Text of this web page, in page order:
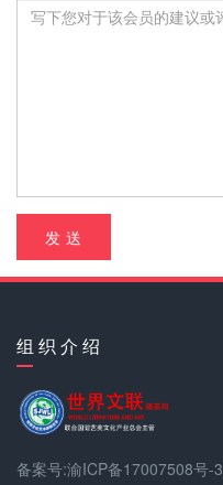
发 送
组 织 介 绍
备案号:渝ICP备17007508号-3